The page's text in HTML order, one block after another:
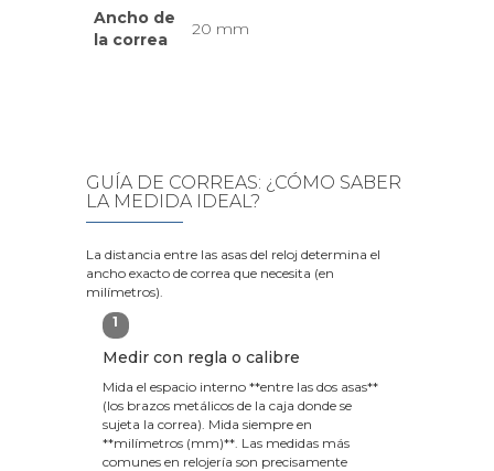
Ancho de
la correa
20 mm
GUÍA DE CORREAS: ¿CÓMO SABER
LA MEDIDA IDEAL?
La distancia entre las asas del reloj determina el
ancho exacto de correa que necesita (en
milímetros).
1
Medir con regla o calibre
Mida el espacio interno **entre las dos asas**
(los brazos metálicos de la caja donde se
sujeta la correa). Mida siempre en
**milímetros (mm)**. Las medidas más
comunes en relojería son precisamente